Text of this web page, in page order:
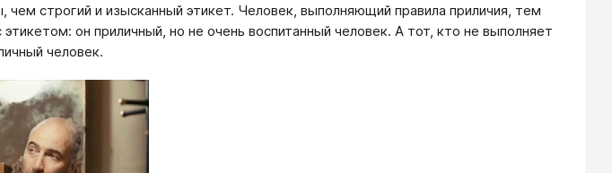
строгий и изысканный этикет. Человек, выполняющий правила приличия, тем
он приличный, но не очень воспитанный человек. А тот, кто не выполняет
человек.